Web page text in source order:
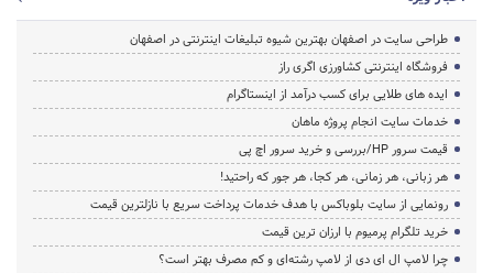
طراحی سایت در اصفهان بهترین شیوه تبلیغات اینترنتی در اصفهان
فروشگاه اینترنتی کشاورزی اگری راز
ایده های طلایی برای کسب درآمد از اینستاگرام
خدمات سایت انجام پروژه ماهان
قیمت سرور HP/بررسی و خرید سرور اچ پی
هر زبانی، هر زمانی، هر کجا، هر جور که راحتید!
رونمایی از سایت بلوباکس با هدف خدمات پرداخت سریع با نازلترین قیمت
خرید تلگرام پرمیوم با ارزان ترین قیمت
چرا لامپ ال ای دی از لامپ رشته‌ای و کم مصرف بهتر است؟